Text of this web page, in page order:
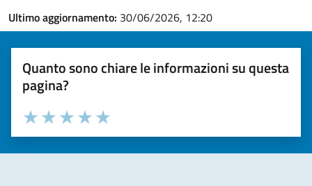
Ultimo aggiornamento: 30/06/2026, 12:20
Quanto sono chiare le informazioni su questa
pagina?
Valuta la chiarezza delle informazioni (da 1 a 5 stelle)
Seleziona il numero di stelle per valutare la chiarezza delle
Valuta 5 stelle su 5
Valuta 4 stelle su 5
Valuta 3 stelle su 5
Valuta 2 stelle su 5
Valuta 1 stelle su 5